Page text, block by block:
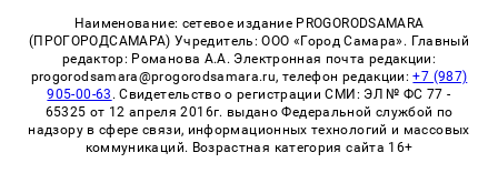
Наименование: сетевое издание PROGORODSAMARA
(ПРОГОРОДСАМАРА) Учредитель: ООО «Город Самара». Главный
редактор: Романова А.А. Электронная почта редакции:
progorodsamara@progorodsamara.ru, телефон редакции:+7 (987)
905-00-63 . Свидетельство о регистрации СМИ: ЭЛ № ФС 77 -
65325 от 12 апреля 2016г. выдано Федеральной службой по
надзору в сфере связи, информационных технологий и массовых
коммуникаций. Возрастная категория сайта 16+